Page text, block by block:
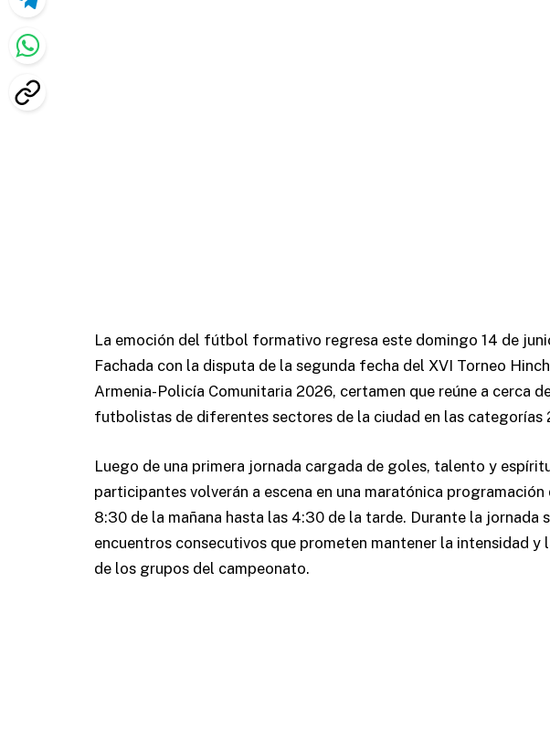
La emoción del fútbol formativo regresa este domingo 14 de
Fachada con la disputa de la segunda fecha del XVI Torneo
Armenia-Policía Comunitaria 2026, certamen que reúne a cerca
futbolistas de diferentes sectores de la ciudad en las categorías
Luego de una primera jornada cargada de goles, talento y
participantes volverán a escena en una maratónica programación
8:30 de la mañana hasta las 4:30 de la tarde. Durante la jornada
encuentros consecutivos que prometen mantener la intensidad y
de los grupos del campeonato.